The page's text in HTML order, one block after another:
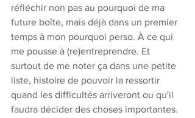
réfléchir non pas au pourquoi de ma
future boîte, mais déjà dans un premier
temps à mon pourquoi perso. À ce qui
me pousse à (re)entreprendre. Et
surtout de me noter ça dans une petite
liste, histoire de pouvoir la ressortir
quand les difficultés arriveront ou qu'il
faudra décider des choses importantes.